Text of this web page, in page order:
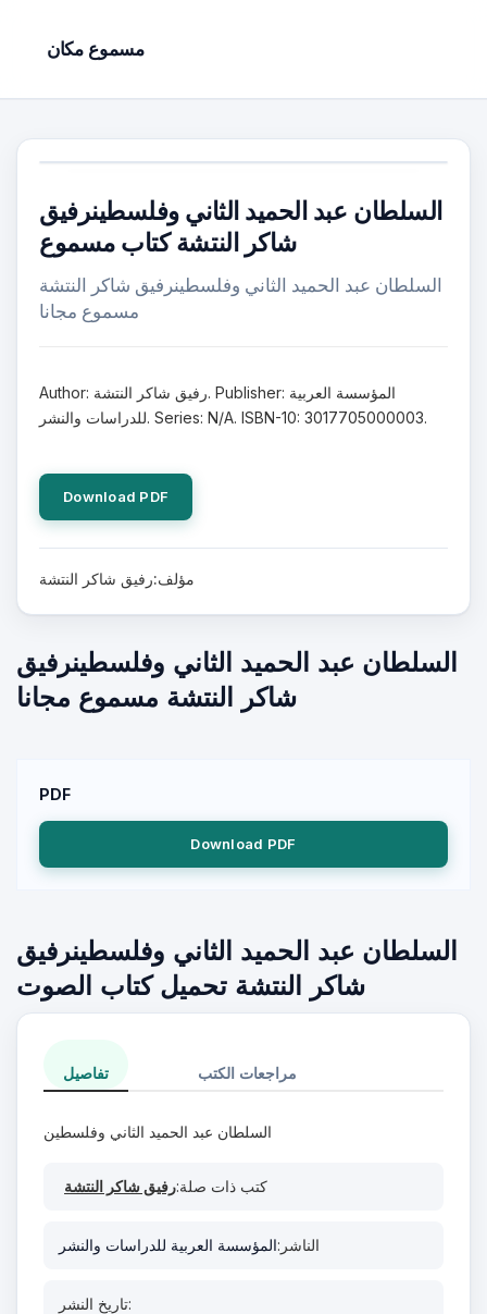
مسموع مكان
السلطان عبد الحميد الثاني وفلسطينرفيق
شاكر النتشة كتاب مسموع
السلطان عبد الحميد الثاني وفلسطينرفيق شاكر النتشة
مسموع مجانا
Author: رفيق شاكر النتشة. Publisher: المؤسسة العربية
للدراسات والنشر. Series: N/A. ISBN-10: 3017705000003.
Download PDF
مؤلف:رفيق شاكر النتشة
السلطان عبد الحميد الثاني وفلسطينرفيق
شاكر النتشة مسموع مجانا
PDF
Download PDF
السلطان عبد الحميد الثاني وفلسطينرفيق
شاكر النتشة تحميل كتاب الصوت
تفاصيل مراجعات الكتب
السلطان عبد الحميد الثاني وفلسطين
كتب ذات صلة:رفيق شاكر النتشة
الناشر:المؤسسة العربية للدراسات والنشر
تاريخ النشر: